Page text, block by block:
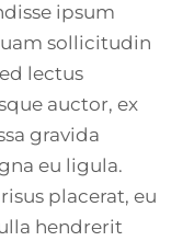
ipsum
sollicitudin
lectus
auctor, ex
gravida
eu ligula.
placerat, eu
hendrerit